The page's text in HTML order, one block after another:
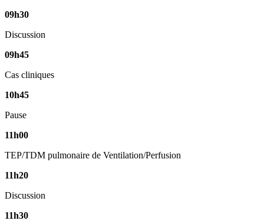
09h30
Discussion
09h45
Cas cliniques
10h45
Pause
11h00
TEP/TDM pulmonaire de Ventilation/Perfusion
11h20
Discussion
11h30